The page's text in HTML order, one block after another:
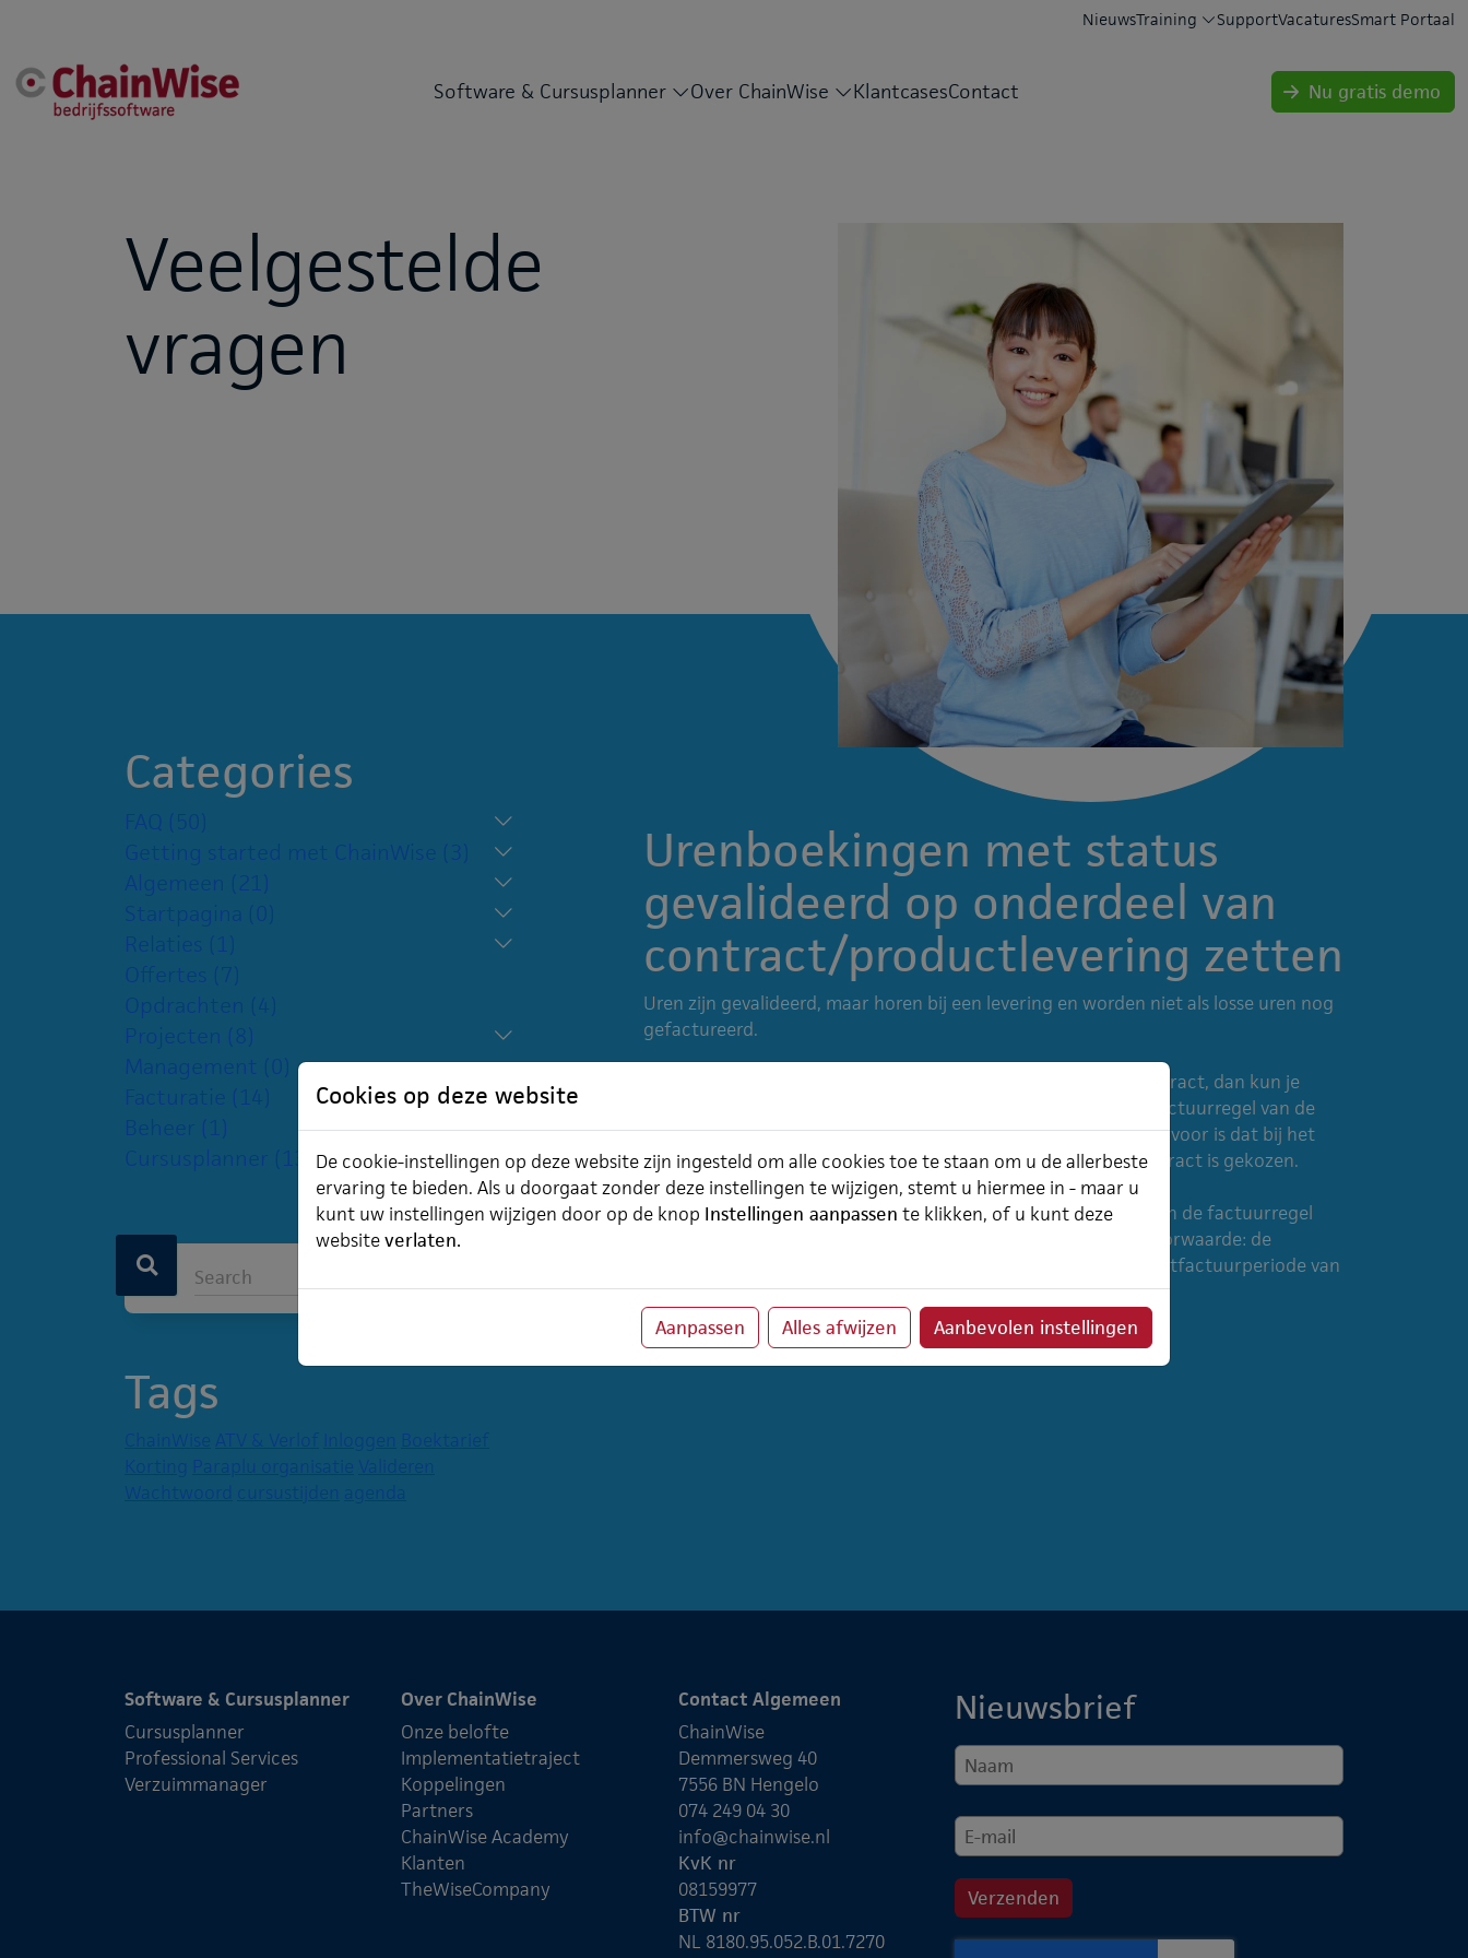
NieuwsTraining SupportVacaturesSmart Portaal
Software & Cursusplanner Over ChainWise KlantcasesContact Nu gratis demo
Veelgestelde
vragen
Categories
FAQ (50)
Getting started met ChainWise (3)
Algemeen (21)
Startpagina (0)
Relaties (1)
Offertes (7)
Opdrachten (4)
Projecten (8)
Management (0)
Facturatie (14)
Beheer (1)
Cursusplanner (13)
Tags
ChainWise ATV & Verlof Inloggen
Boektarief
Korting Paraplu organisatie Valideren
Wachtwoord
cursustijden agenda
Urenboekingen met status
gevalideerd op onderdeel van
contract/productlevering zetten
Uren zijn gevalideerd, maar horen bij een levering en worden niet als losse uren nog
gefactureerd.
Wanneer een project hoort bij een productlevering of een contract, dan kun je
hiermee de urenboekingen van dit project koppelen aan een factuurregel van de
betreffende productlevering of contract. Randvoorwaarde hiervoor is dat bij het
project in de velden 'hoort bij' een productlevering of een contract is gekozen.
Bij het factureren worden deze urenboekingen automatisch aan de factuurregel
gekoppeld en krijgen ze de boekstatus 'gefactureerd'. Extra voorwaarde: de
boekdatum van de urenboeking moet vallen binnen de contractfactuurperiode van
de factuurregel.
Software & Cursusplanner
Cursusplanner
Professional Services
Verzuimmanager
Over ChainWise
Onze belofte
Implementatietraject
Koppelingen
Partners
ChainWise Academy
Klanten
TheWiseCompany
Contact Algemeen
ChainWise
Demmersweg 40
7556 BN Hengelo
074 249 04 30
info@chainwise.nl
KvK nr
08159977
BTW nr
NL 8180.95.052.B.01.7270
Nieuwsbrief
Cookies op deze website
De cookie-instellingen op deze website zijn ingesteld om alle cookies toe te staan om u de allerbeste
ervaring te bieden. Als u doorgaat zonder deze instellingen te wijzigen, stemt u hiermee in - maar u
kunt uw instellingen wijzigen door op de knop Instellingen aanpassen te klikken, of u kunt deze
websiteverlaten.
Aanpassen Alles afwijzen Aanbevolen instellingen